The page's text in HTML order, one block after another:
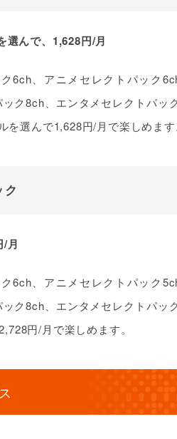
選んで、1,628円/月
6ch、アニメセレクトパック
ク8ch、エンタメセレクトパッ
を選んで1,628円/月で楽しめます
月
6ch、アニメセレクトパック
ク8ch、エンタメセレクトパッ
円/月で楽しめます。